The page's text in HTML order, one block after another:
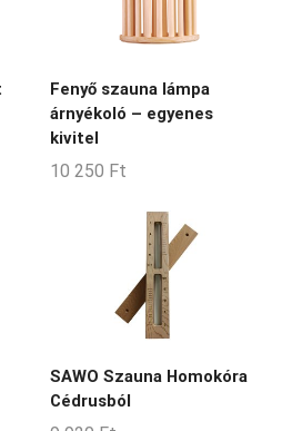
Fenyő szauna lámpa
árnyékoló – egyenes
kivitel
10 250 Ft
SAWO Szauna Homokóra
Cédrusból